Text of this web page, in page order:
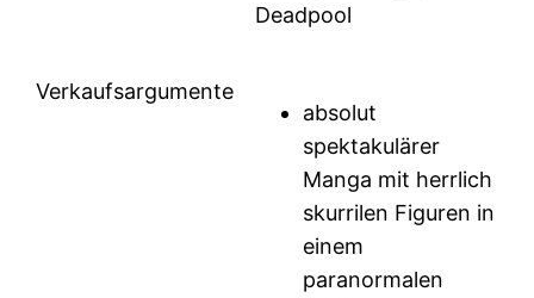
Deadpool
Verkaufsargumente
absolut
spektakulärer
Manga mit herrlich
skurrilen Figuren in
einem
paranormalen